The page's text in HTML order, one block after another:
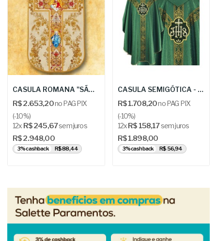
CASULA ROMANA "SÃO JOSÉ OPERÁRIO/ÚLTIMA CEIA" -...
R$ 2.653,20no PAG PIX
(-10%)
12x R$ 245,67sem juros
R$ 2.948,00
3% cashback R$ 88,44
CASULA SEMIGÓTICA - KOR 84D-2
R$ 1.708,20no PAG PIX
(-10%)
12xR$ 158,17sem juros
R$ 1.898,00
3% cashback R$ 56,94